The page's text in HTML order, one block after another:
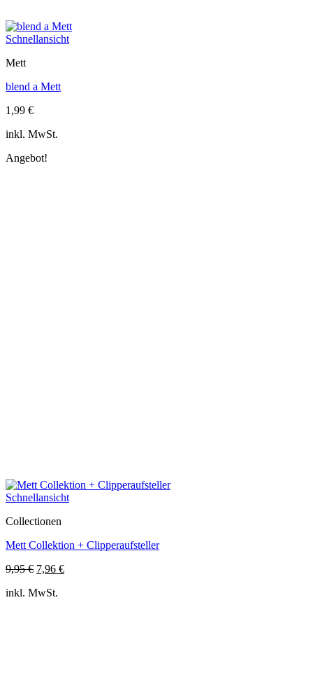
Schnellansicht
Mett
blend a Mett
1,99 €
inkl. MwSt.
Angebot!
Schnellansicht
Collectionen
Mett Collektion + Clipperaufsteller
9,95€ Ursprünglicher
war:
7,96 €Aktueller
inkl. MwSt.